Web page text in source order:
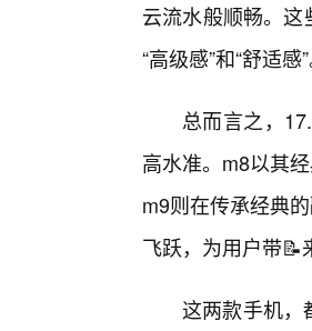
云流水般顺畅。
“高级感”和“舒适感”
总而言之，
高水准。m8以其
m9则在传承经典
飞跃，为用户带📝
这两款手机，